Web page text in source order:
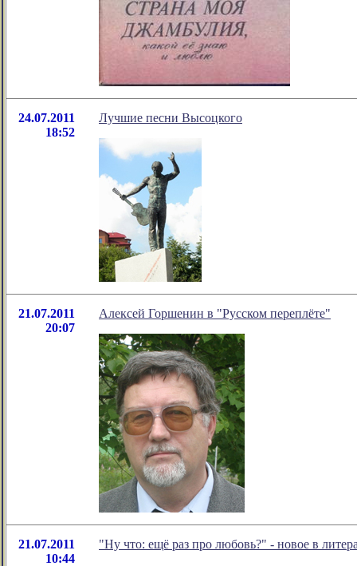
24.07.2011
18:52
Лучшие песни Высоцкого
21.07.2011
20:07
Алексей Горшенин в "Русском переплёте"
21.07.2011
10:44
"Ну что: ещё раз про любовь?" - новое в